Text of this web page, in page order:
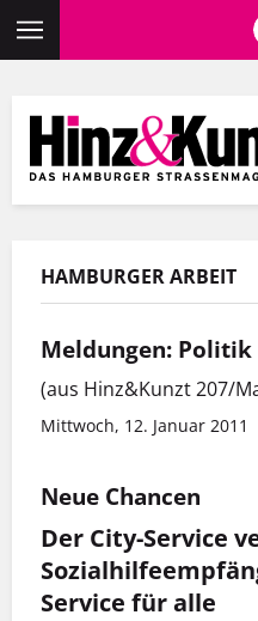
Inhalt
HAMBURGER ARBEIT
Meldungen: Politik
(aus Hinz&Kunzt 207/
Mittwoch, 12. Januar 2011
Neue Chancen
Der City-Service
Service für alle